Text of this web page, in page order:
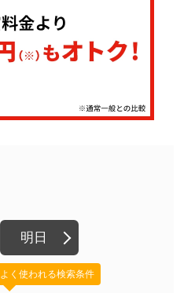
明日
よく使われる検索条件